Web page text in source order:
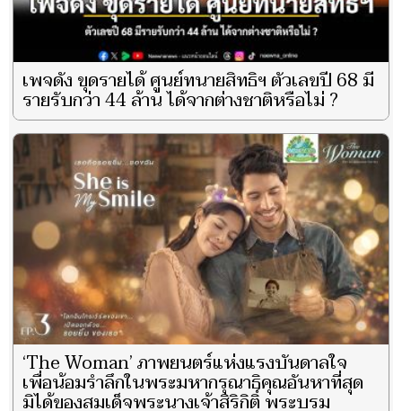
เพจดัง ขุดรายได้ ศูนย์ทนายสิทธิฯ ตัวเลขปี 68 มี
รายรับกว่า 44 ล้าน ได้จากต่างชาติหรือไม่ ?
‘The Woman’ ภาพยนตร์แห่งแรงบันดาลใจ
เพื่อน้อมรำลึกในพระมหากรุณาธิคุณอันหาที่สุด
มิได้ของสมเด็จพระนางเจ้าสิริกิติ์ พระบรม